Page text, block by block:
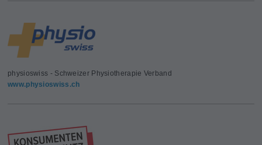
physioswiss - Schweizer Physiotherapie Verband
www.physioswiss.ch